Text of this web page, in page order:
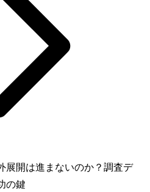
展開は進まないのか？調査デ
の鍵